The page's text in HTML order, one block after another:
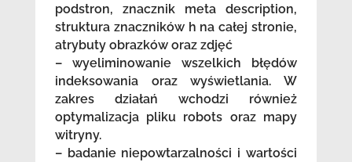
podstron, znacznik meta description,
struktura znaczników h na całej stronie,
atrybuty obrazków oraz zdjęć
– wyeliminowanie wszelkich błędów
indeksowania oraz wyświetlania. W
zakres działań wchodzi również
optymalizacja pliku robots oraz mapy
witryny.
– badanie niepowtarzalności i wartości